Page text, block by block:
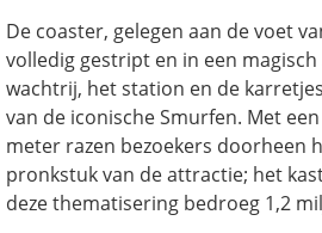
De coaster, gelegen aan de voet
volledig gestript en in een
wachtrij, het station en de
van de iconische Smurfen. Met
meter razen bezoekers doorheen
pronkstuk van de attractie; het
deze thematisering bedroeg 1,2